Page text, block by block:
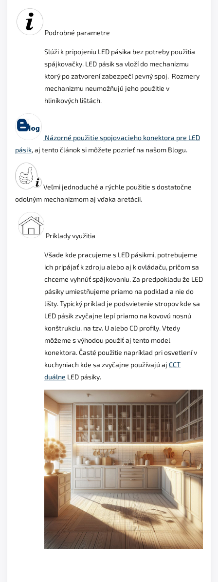
Podrobné parametre
Slúži k pripojeniu LED pásika bez potreby použitia
spájkovačky. LED pásik sa vloží do mechanizmu
ktorý po zatvorení zabezpečí pevný spoj. Rozmery
mechanizmu neumožňujú jeho použitie v
hliníkových lištách.
Názorné použitie spojovacieho konektora pre LED
pásik, aj tento článok si môžete pozrieť na našom Blogu.
Veľmi jednoduché a rýchle použitie s dostatočne
odolným mechanizmom aj vďaka aretácii.
Príklady využitia
Všade kde pracujeme s LED pásikmi, potrebujeme
ich pripájať k zdroju alebo aj k ovládaču, pričom sa
chceme vyhnúť spájkovaniu. Za predpokladu že LED
pásiky umiestňujeme priamo na podklad a nie do
lišty. Typický príklad je podsvietenie stropov kde sa
LED pásik zvyčajne lepí priamo na kovovú nosnú
konštrukciu, na tzv. U alebo CD profily. Vtedy
môžeme s výhodou použiť aj tento model
konektora. Časté použitie napríklad pri osvetlení v
kuchyniach kde sa zvyčajne používajú aj CCT
duálne LED pásiky.